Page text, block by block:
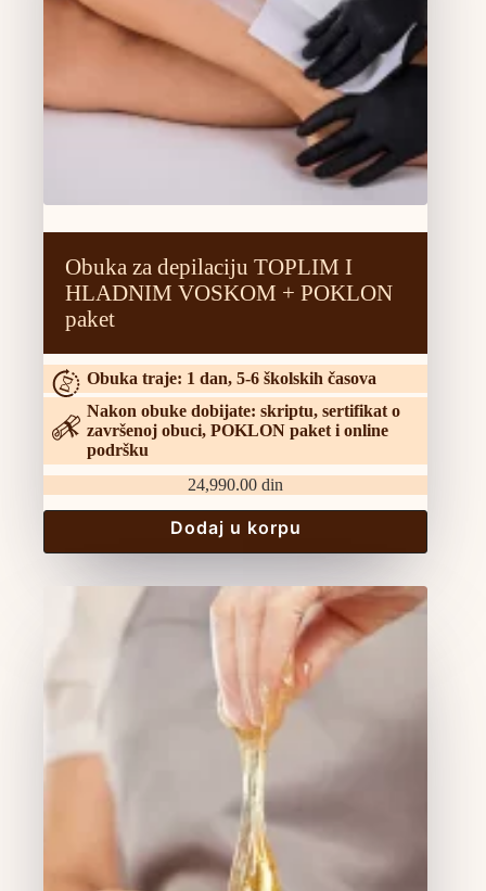
Obuka za depilaciju TOPLIM I
HLADNIM VOSKOM + POKLON
paket
Obuka traje: 1 dan, 5-6 školskih časova
Nakon obuke dobijate: skriptu, sertifikat o
završenoj obuci, POKLON paket i online
podršku
24,990.00din
Dodaj u korpu